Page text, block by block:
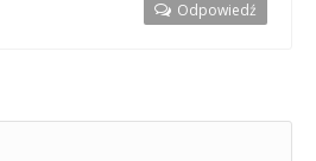
Odpowiedź